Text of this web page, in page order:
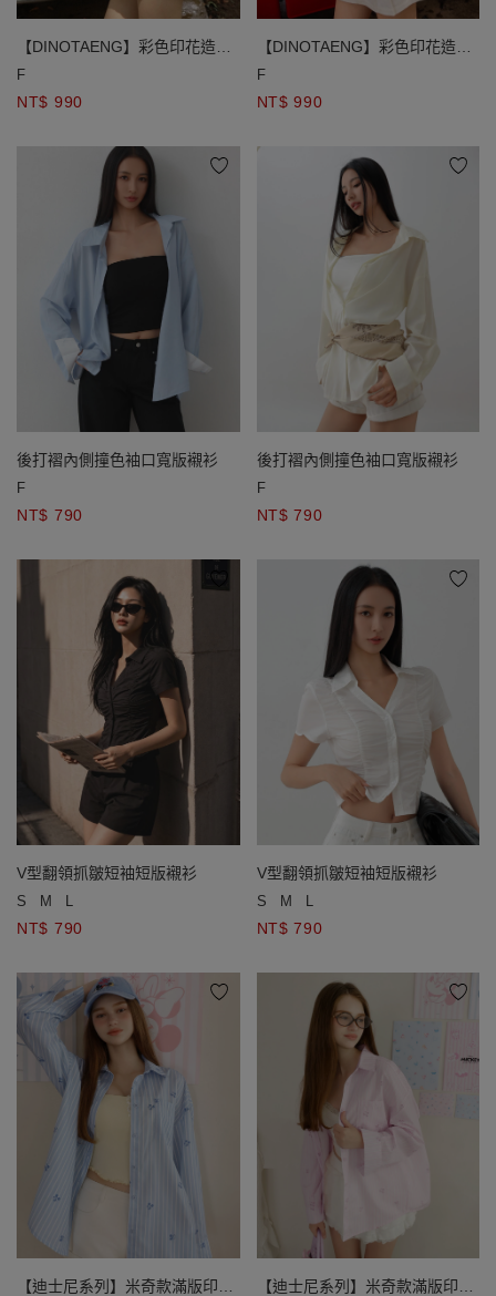
【DINOTAENG】彩色印花造型
織標單口袋長袖寬版襯衫
F
NT$ 990
【DINOTAENG】彩色印花造型
織標單口袋長袖寬版襯衫
F
NT$ 990
後打褶內側撞色袖口寬版襯衫
F
NT$ 790
後打褶內側撞色袖口寬版襯衫
F
NT$ 790
V型翻領抓皺短袖短版襯衫
S M L
NT$ 790
V型翻領抓皺短袖短版襯衫
S M L
NT$ 790
【迪士尼系列】米奇款滿版印花
【迪士尼系列】米奇款滿版印花